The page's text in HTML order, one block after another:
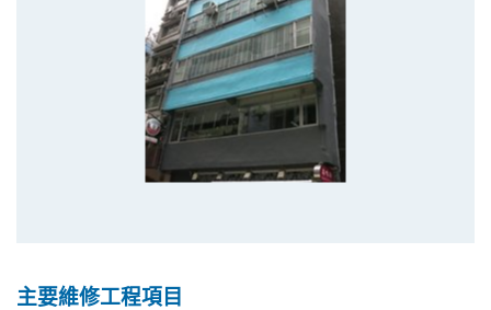
主要維修工程項目